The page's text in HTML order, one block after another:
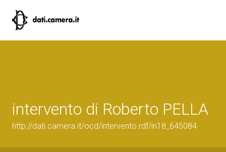
intervento di Roberto PELLA
http://dati.camera.it/ocd/intervento.rdf/in18_645084